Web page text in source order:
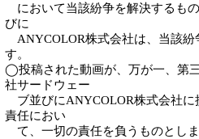
において当該紛争を解決するも
びに
ANYCOLOR株式会社は、当該紛
す。
◯投稿された動画が、万が一、第
社サードウェー
ブ並びにANYCOLOR株式会社に
責任におい
て、一切の責任を負うものとし